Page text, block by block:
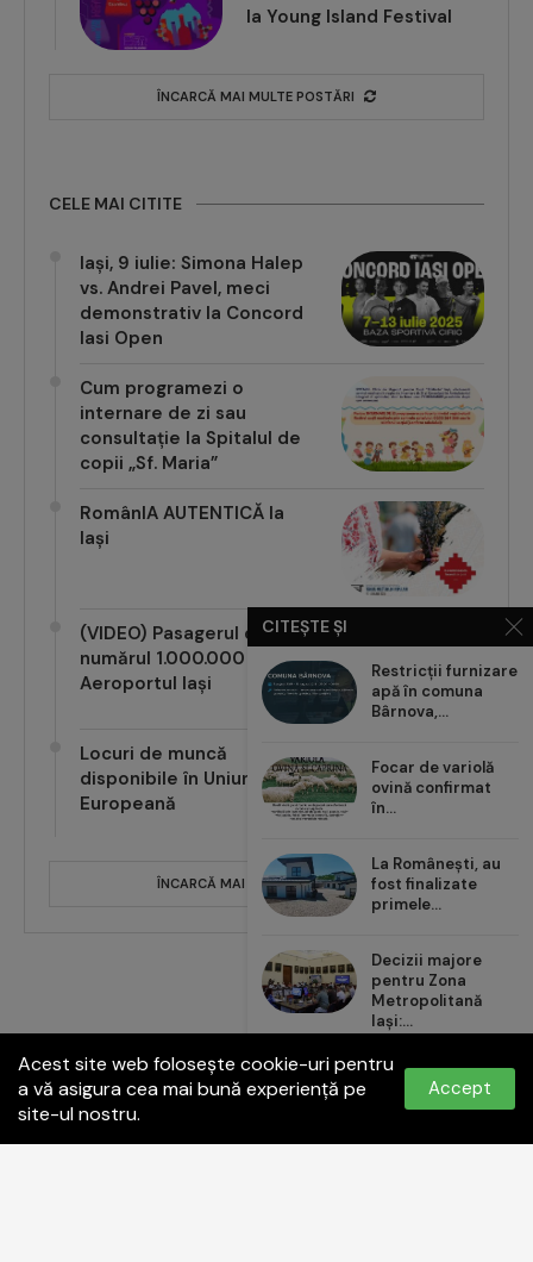
la Young Island Festival
ÎNCARCĂ MAI MULTE POSTĂRI
CELE MAI CITITE
Iași, 9 iulie: Simona Halep
vs. Andrei Pavel, meci
demonstrativ la Concord
Iasi Open
Cum programezi o
internare de zi sau
consultație la Spitalul de
copii „Sf. Maria”
RomânIA AUTENTICĂ la
Iași
(VIDEO) Pasagerul cu
numărul 1.000.000 pe
Aeroportul Iași
Locuri de muncă
disponibile în Uniunea
Europeană
ÎNCARCĂ MAI MULTE POSTĂRI
Acest site web folosește cookie-uri pentru
a vă asigura cea mai bună experiență pe
site-ul nostru.
Accept
CITEȘTE ȘI
Restricții furnizare
apă în comuna
Bârnova,...
Focar de variolă
ovină confirmat
în...
La Românești, au
fost finalizate
primele...
Decizii majore
pentru Zona
Metropolitană
Iași:...
Carrefour România
aduce noul val de...